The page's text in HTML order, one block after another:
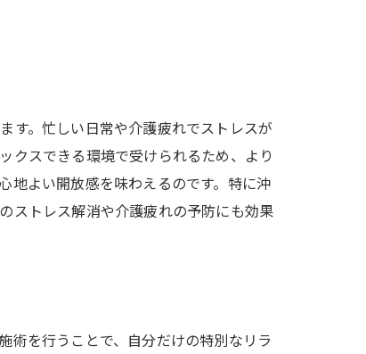
す。忙しい日常や介護疲れでストレスが
クスできる環境で受けられるため、より
地よい開放感を味わえるのです。特に沖
ストレス解消や介護疲れの予防にも効果
術を行うことで、自分だけの特別なリラ